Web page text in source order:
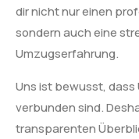
dir nicht nur einen
sondern auch eine
Umzugserfahrung.
Uns ist bewusst,
verbunden sind.
transparenten